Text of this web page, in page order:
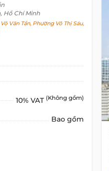
Hồ Chí Minh
Văn Tần, Phường Võ Thị Sáu,
10% VAT (Không gồm)
Bao gồm